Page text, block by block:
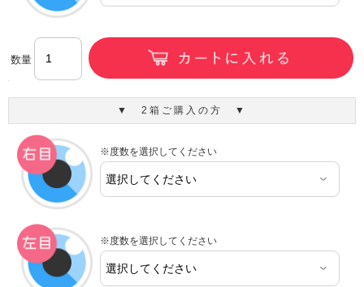
数量
▼ 2箱ご購入の方 ▼
※度数を選択してください
※度数を選択してください